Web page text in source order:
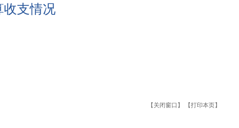
收支情况
【关闭窗口】 【打印本页】